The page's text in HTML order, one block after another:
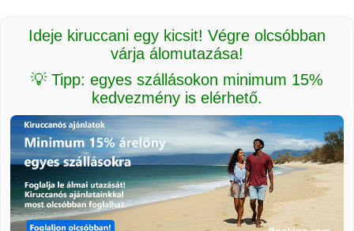
Ideje kiruccani egy kicsit! Végre olcsóbban
várja álomutazása!
💡 Tipp: egyes szállásokon minimum 15%
kedvezmény is elérhető.